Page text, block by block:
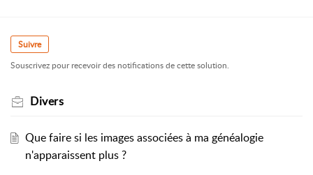
Suivre
Souscrivez pour recevoir des notifications de cette solution.
Divers
Que faire si les images associées à ma généalogie
n'apparaissent plus ?